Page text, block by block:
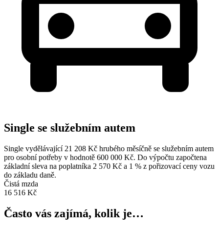
Single se služebním autem
Single vydělávající 21 208 Kč hrubého měsíčně se služebním autem
pro osobní potřeby v hodnotě 600 000 Kč. Do výpočtu započtena
základní sleva na poplatníka 2 570 Kč a 1 % z pořizovací ceny vozu
do základu daně.
Čistá mzda
16 516 Kč
Často vás zajímá, kolik je…